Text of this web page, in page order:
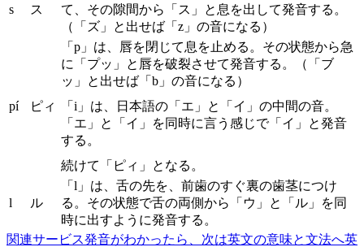
s ス
て、その隙間から「ス」と息を出して発音する。
（「ズ」と出せば「z」の音になる）
pí ピィ
「p」は、唇を閉じて息を止める。その状態から急
に「プッ」と唇を破裂させて発音する。（「ブ
ッ」と出せば「b」の音になる）
「i」は、日本語の「エ」と「イ」の中間の音。
「エ」と「イ」を同時に言う感じで「イ」と発音
する。
続けて「ピィ」となる。
l ル
「l」は、舌の先を、前歯のすぐ裏の歯茎につけ
る。その状態で舌の両側から「ウ」と「ル」を同
時に出すように発音する。
関連サービス発音がわかったら、次は英文の意味と文法へ英